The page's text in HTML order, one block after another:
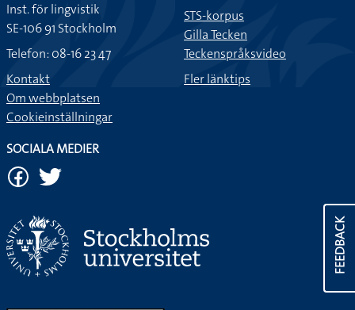
FEEDBACK
Inst. för lingvistik
SE-106 91 Stockholm
Telefon: 08-16 23 47
Kontakt
Om webbplatsen
Cookieinställningar
STS-korpus
Gilla Tecken
Teckenspråksvideo
Fler länktips
SOCIALA MEDIER